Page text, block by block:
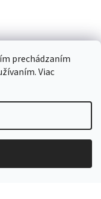
prechádzaním
Viac
období
do 10.8. bude
mieste. Ďakujeme